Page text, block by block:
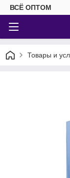
ВСЁ ОПТОМ
Товары и